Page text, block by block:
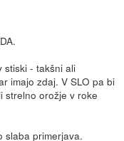
stiski - takšni ali
imajo zdaj. V SLO pa bi
strelno orožje v roke
slaba primerjava.